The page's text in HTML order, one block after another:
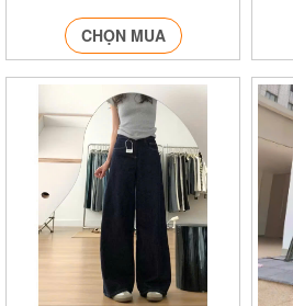
CHỌN MUA